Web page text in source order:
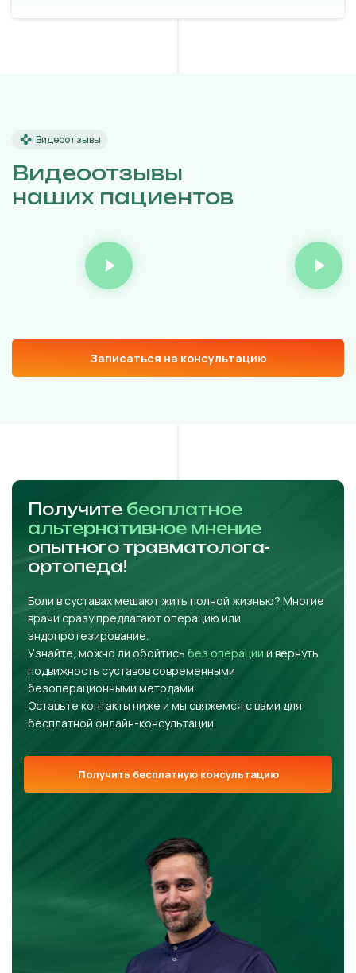
Видеоотзывы
Видеоотзывы
наших пациентов
Записаться на консультацию
Получите бесплатное
альтернативное мнение
опытного травматолога-
ортопеда!
Боли в суставах мешают жить полной жизнью? Многие
врачи сразу предлагают операцию или
эндопротезирование.
Узнайте, можно ли обойтись без операции и вернуть
подвижность суставов современными
безоперационными методами.
Оставьте контакты ниже и мы свяжемся с вами для
бесплатной онлайн-консультации.
Получить бесплатную консультацию